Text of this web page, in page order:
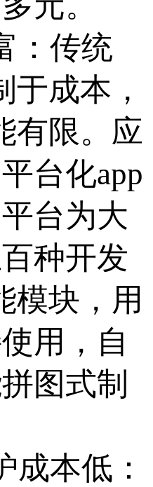
：传统
于成本，
有限。应
台化app
台为大
种开发
模块，用
用，自
图式制
成本低：